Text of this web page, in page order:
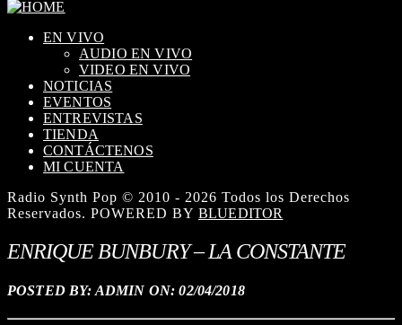
EN VIVO
AUDIO EN VIVO
VIDEO EN VIVO
NOTICIAS
EVENTOS
ENTREVISTAS
TIENDA
CONTÁCTENOS
MI CUENTA
Radio Synth Pop © 2010 - 2026 Todos los Derechos
Reservados. POWERED BY BLUEDITOR
ENRIQUE BUNBURY – LA CONSTANTE
POSTED BY: ADMIN ON:02/04/2018